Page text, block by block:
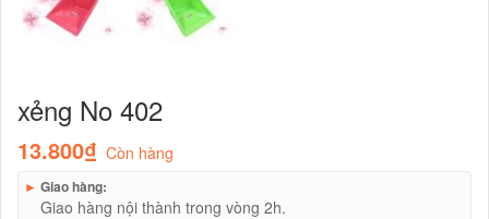
xẻng No 402
13.800₫ Còn hàng
► Giao hàng:
Giao hàng nội thành trong vòng 2h.